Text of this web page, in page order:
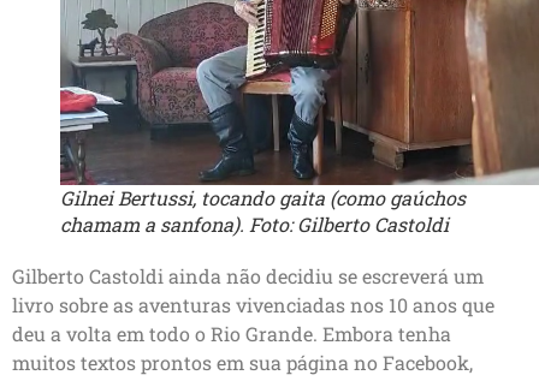
Gilnei Bertussi, tocando gaita (como gaúchos
chamam a sanfona). Foto: Gilberto Castoldi
Gilberto Castoldi ainda não decidiu se escreverá um
livro sobre as aventuras vivenciadas nos 10 anos que
deu a volta em todo o Rio Grande. Embora tenha
muitos textos prontos em sua página no Facebook,